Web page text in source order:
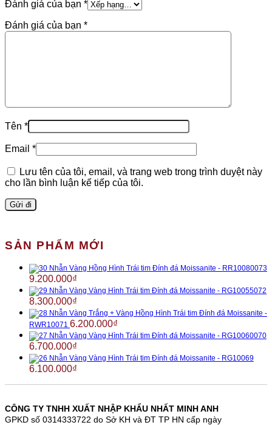
Đánh giá của bạn *
Đánh giá của bạn *
Tên *
Email *
Lưu tên của tôi, email, và trang web trong trình duyệt này
cho lần bình luận kế tiếp của tôi.
SẢN PHẨM MỚI
Nhẫn Vàng Hồng Hình Trái tim Đính đá Moissanite - RR10080073
9.200.000₫
Nhẫn Vàng Vàng Hình Trái tim Đính đá Moissanite - RG10055072
8.300.000₫
Nhẫn Vàng Trắng + Vàng Hồng Hình Trái tim Đính đá Moissanite -
RWR10071 6.200.000₫
Nhẫn Vàng Vàng Hình Trái tim Đính đá Moissanite - RG10060070
6.700.000₫
Nhẫn Vàng Vàng Hình Trái tim Đính đá Moissanite - RG10069
6.100.000₫
CÔNG TY TNHH XUẤT NHẬP KHẨU NHẤT MINH ANH
GPKD số 0314333722 do Sở KH và ĐT TP HN cấp ngày